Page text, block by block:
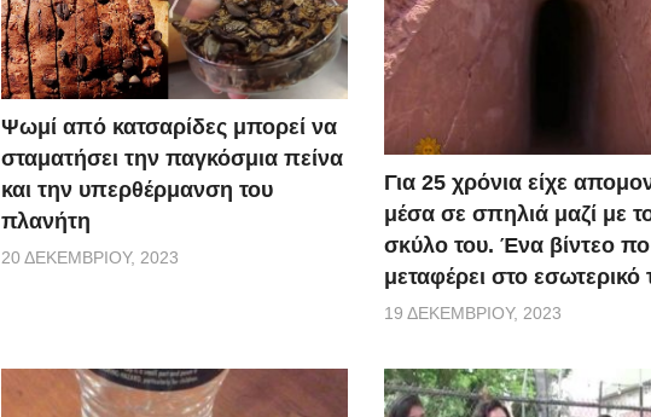
Ψωμί από κατσαρίδες μπορεί να
σταματήσει την παγκόσμια πείνα
και την υπερθέρμανση του
πλανήτη
20 ΔΕΚΕΜΒΡΊΟΥ, 2023
Για 25 χρόνια είχε
μέσα σε σπηλιά μαζί με
σκύλο του. Ένα βίντεο
μεταφέρει στο εσωτερικό
19 ΔΕΚΕΜΒΡΊΟΥ, 2023